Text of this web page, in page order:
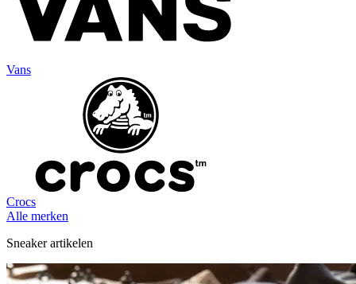
Vans
Crocs
Alle merken
Sneaker artikelen